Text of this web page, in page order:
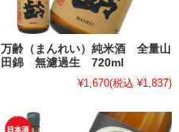
万齢（まんれい）純米酒 全量山
田錦 無濾過生 720ml
¥1,670(税込 ¥1,837)